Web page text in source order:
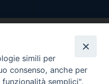
simili per
consenso, anche per
semplici",